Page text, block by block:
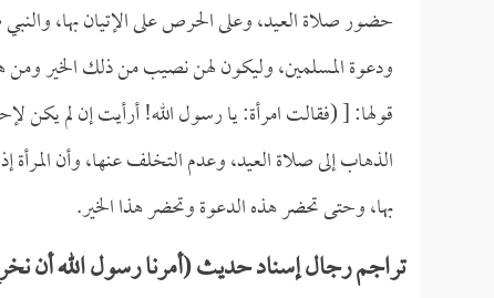
حضور صلاة العيد، وعلى الحرص على الإتيان بها،
ودعوة المسلمين، وليكون لهن نصيب من ذلك الخير ومن
قولها: [ (فقالت امرأة: يا رسول الله! أرأيت إن لم يكن
الذهاب إلى صلاة العيد، وعدم التخلف عنها، وأن المرأة
بها، وحتى تحضر هذه الدعوة وتحضر هذا الخير.
تراجم رجال إسناد حديث (أمرنا رسول الله أن